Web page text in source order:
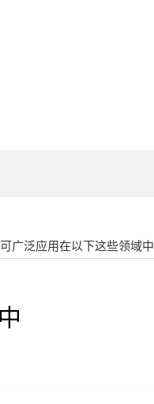
广泛应用在以下这些领域中